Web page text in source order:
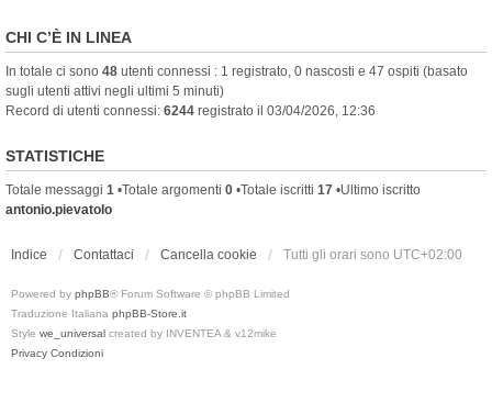
CHI C’È IN LINEA
In totale ci sono 48 utenti connessi : 1 registrato, 0 nascosti e 47 ospiti (basato
sugli utenti attivi negli ultimi 5 minuti)
Record di utenti connessi: 6244 registrato il 03/04/2026, 12:36
STATISTICHE
Totale messaggi 1 •Totale argomenti 0 •Totale iscritti 17 •Ultimo iscritto
antonio.pievatolo
Indice Contattaci Cancella cookie Tutti gli orari sono UTC+02:00
Powered by phpBB® Forum Software © phpBB Limited
Traduzione Italiana phpBB-Store.it
Style we_universal created by INVENTEA & v12mike
Privacy Condizioni